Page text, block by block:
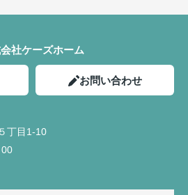
社ケーズホーム
お問い合わせ
丁目1-10